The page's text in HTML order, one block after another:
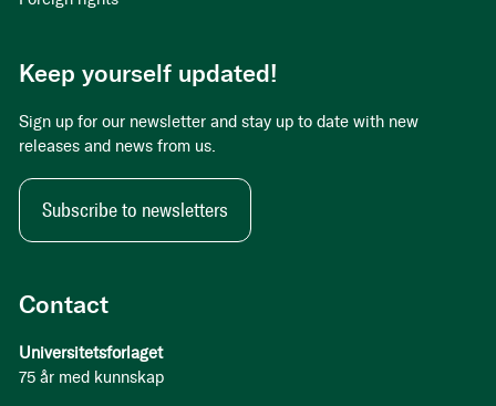
Contact
Universitetsforlaget
75 år med kunnskap
Keep yourself updated!
Sign up for our newsletter and stay up to date with new
releases and news from us.
Subscribe to newsletters